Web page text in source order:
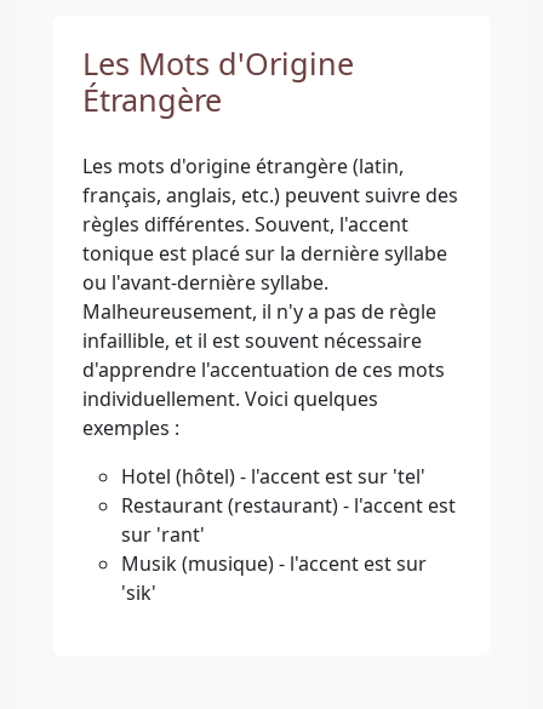
Les Mots d'Origine
Étrangère
Les mots d'origine étrangère (latin,
français, anglais, etc.) peuvent suivre des
règles différentes. Souvent, l'accent
tonique est placé sur la dernière syllabe
ou l'avant-dernière syllabe.
Malheureusement, il n'y a pas de règle
infaillible, et il est souvent nécessaire
d'apprendre l'accentuation de ces mots
individuellement. Voici quelques
exemples :
Hotel (hôtel) - l'accent est sur 'tel'
Restaurant (restaurant) - l'accent est
sur 'rant'
Musik (musique) - l'accent est sur
'sik'